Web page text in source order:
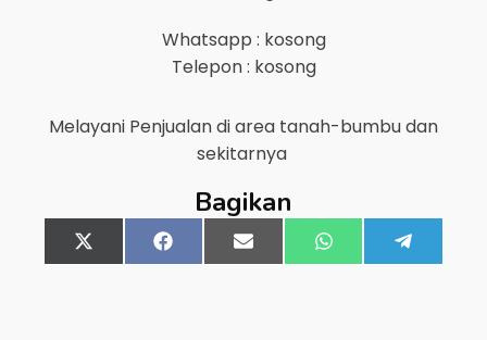
Whatsapp : kosong
Telepon : kosong
Melayani Penjualan di area tanah-bumbudan
sekitarnya
Bagikan
Share
on
X
(Twitter)
Share
on
FacebookShare
on
Email Share
on
WhatsApp
on